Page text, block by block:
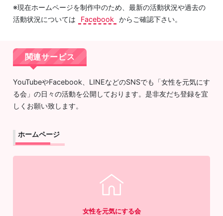
※現在ホームページを制作中のため、最新の活動状況や過去の
活動状況については
Facebook からご確認下さい。
関連サービス
YouTubeやFacebook、LINEなどのSNSでも「女性を元気にす
る会」の日々の活動を公開しております。是非友だち登録を宜
しくお願い致します。
ホームページ
女性を元気にする会